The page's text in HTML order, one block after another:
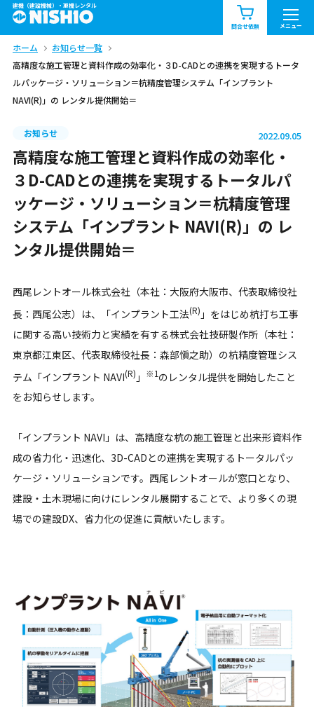
建機（建設機械）・重機レンタル
問合せ依頼 メニュー
商品一覧 お知らせ一覧
問合せ依頼リスト
エリア情報を見る
中部 関西 中国・四国
九州・沖縄（外部）
ホーム
お知らせ一覧
高精度な施工管理と資料作成の効率化・３D-CADとの連携を実現するトータ
ルパッケージ・ソリューション＝杭精度管理システム「インプラント
NAVI(R)」の レンタル提供開始＝
お知らせ 2022.09.05
高精度な施工管理と資料作成の効率化・
３D-CADとの連携を実現するトータルパ
ッケージ・ソリューション＝杭精度管理
システム「インプラント NAVI(R)」の レ
ンタル提供開始＝
西尾レントオール株式会社（本社：大阪府大阪市、代表取締役社
長：西尾公志）は、「インプラント工法(R) 」をはじめ杭打ち工事
に関する高い技術力と実績を有する株式会社技研製作所（本社：
東京都江東区、代表取締役社長：森部愼之助）の杭精度管理シス
テム「インプラント NAVI(R) 」 ※1のレンタル提供を開始したこと
をお知らせします。
「インプラント NAVI」は、高精度な杭の施工管理と出来形資料作
成の省力化・迅速化、3D-CADとの連携を実現するトータルパッ
ケージ・ソリューションです。西尾レントオールが窓口となり、
建設・土木現場に向けにレンタル展開することで、より多くの現
場での建設DX、省力化の促進に貢献いたします。